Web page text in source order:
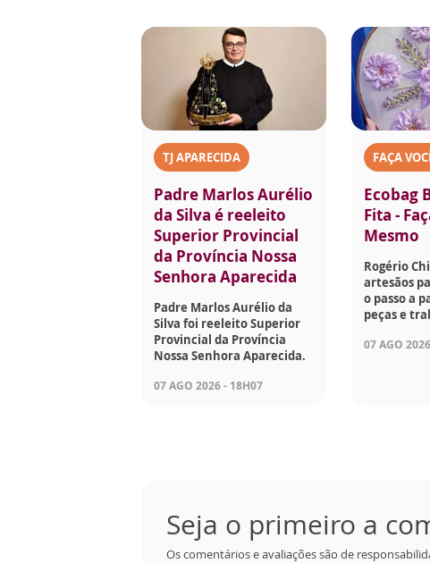
TJ APARECIDA
Padre Marlos Aurélio
da Silva é reeleito
Superior Provincial
da Província Nossa
Senhora Aparecida
Padre Marlos Aurélio da
Silva foi reeleito Superior
Provincial da Província
Nossa Senhora Aparecida.
07 AGO 2026 - 18H07
FAÇA
Ecobag
Fita -
Mesmo
Rogério
artesãos
o passo a
peças e
07 AGO
Seja o primeiro a
Os comentários e avaliações são de